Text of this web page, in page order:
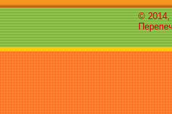
© 2014,